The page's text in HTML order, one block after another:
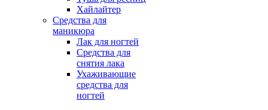
Хайлайтер
Средства для
маникюра
Лак для ногтей
Средства для
снятия лака
Ухаживающие
средства для
ногтей